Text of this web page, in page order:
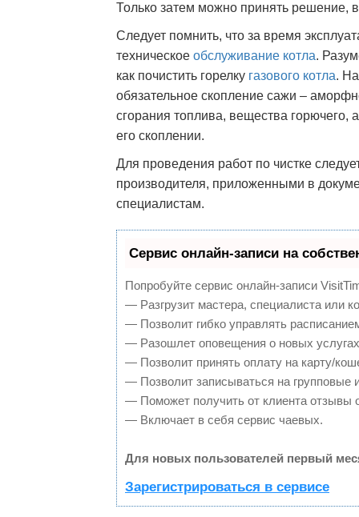
Только затем можно принять решение,
Следует помнить, что за время
техническое обслуживание котла.
как почистить горелку газового котла.
обязательное скопление сажи –
сгорания топлива, вещества горючего,
его скоплении.
Для проведения работ по чистке
производителя, приложенными в
специалистам.
Сервис онлайн-записи на
Попробуйте сервис онлайн-записи
— Разгрузит мастера, специалиста или
— Позволит гибко управлять
— Разошлет оповещения о новых
— Позволит принять оплату на карту/
— Позволит записываться на групповые
— Поможет получить от клиента отзывы
— Включает в себя сервис чаевых.
Для новых пользователей первый
Зарегистрироваться в сервисе